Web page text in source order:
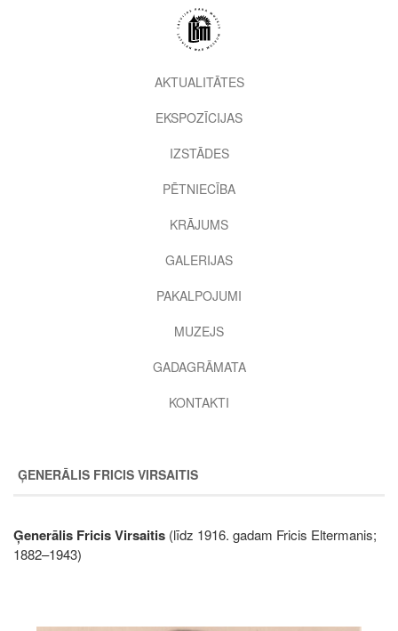
2nd
level
AKTUALITĀTES
EKSPOZĪCIJAS
IZSTĀDES
PĒTNIECĪBA
KRĀJUMS
GALERIJAS
PAKALPOJUMI
MUZEJS
GADAGRĀMATA
KONTAKTI
ĢENERĀLIS FRICIS VIRSAITIS
Ģenerālis Fricis Virsaitis (līdz 1916. gadam Fricis Eltermanis;
1882–1943)